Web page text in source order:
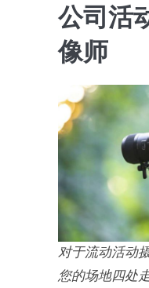
公司活
像师
对于流动活动
您的场地四处